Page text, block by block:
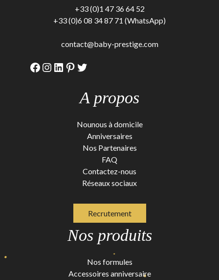
+33 (0)1 47 36 64 52
+33 (0)6 08 34 87 71 (WhatsApp)
contact@baby-prestige.com
Facebook
Instagram
LinkedIn
Pinterest
Twitter
A propos
Nounous à domicile
Anniversaires
Nos Partenaires
FAQ
Contactez-nous
Réseaux sociaux
Recrutement
Nos produits
Nos formules
Accessoires anniversaire